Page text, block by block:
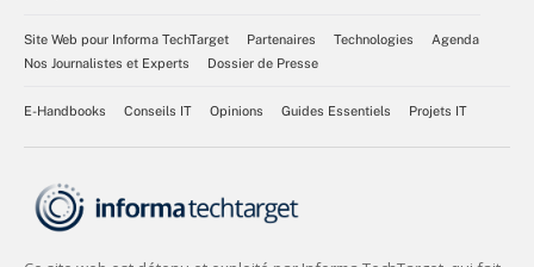
Site Web pour Informa TechTarget Partenaires Technologies
Agenda
Nos Journalistes et Experts
Dossier de Presse
E-Handbooks Conseils IT Opinions Guides Essentiels Projets IT